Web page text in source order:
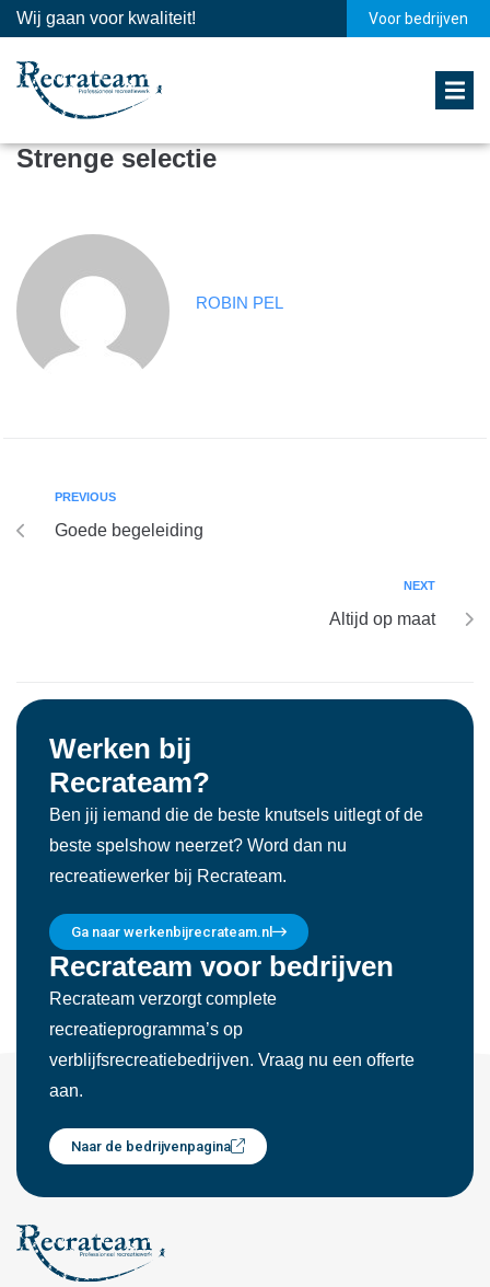
Wij gaan voor kwaliteit! Voor bedrijven
Strenge selectie
ROBIN PEL
PREVIOUS
Goede begeleiding
NEXT
Altijd op maat
Werken bij
Recrateam?
Ben jij iemand die de beste knutsels uitlegt of de
beste spelshow neerzet? Word dan nu
recreatiewerker bij Recrateam.
Ga naar werkenbijrecrateam.nl
Recrateam voor bedrijven
Recrateam verzorgt complete
recreatieprogramma’s op
verblijfsrecreatiebedrijven. Vraag nu een offerte
aan.
Naar de bedrijvenpagina